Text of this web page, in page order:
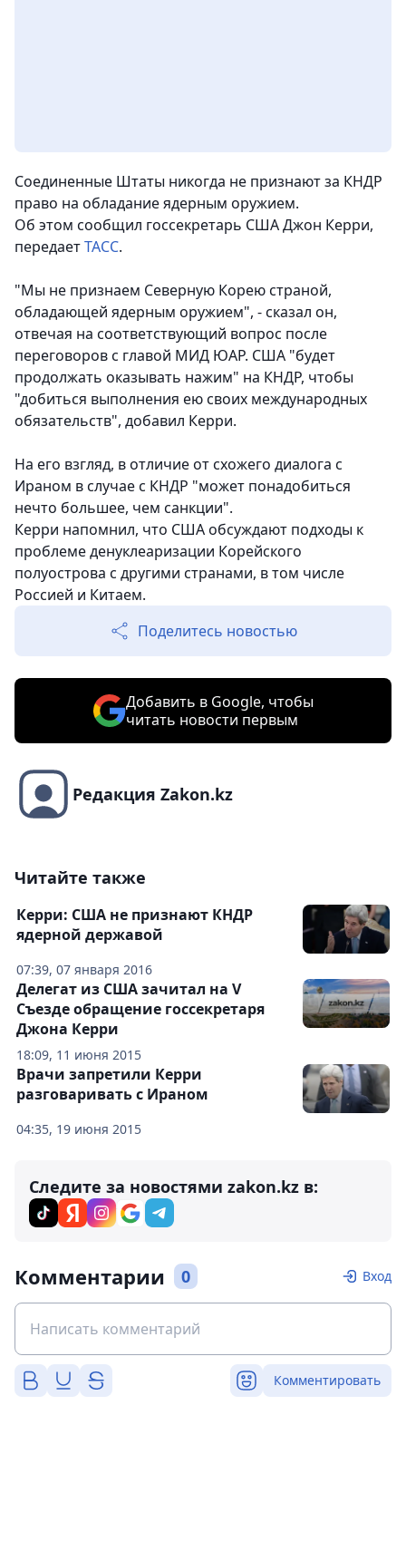
Соединенные Штаты никогда не признают за КНДР
право на обладание ядерным оружием.
Об этом сообщил госсекретарь США Джон Керри,
передаетТАСС.
"Мы не признаем Северную Корею страной,
обладающей ядерным оружием", - сказал он,
отвечая на соответствующий вопрос после
переговоров с главой МИД ЮАР. США "будет
продолжать оказывать нажим" на КНДР, чтобы
"добиться выполнения ею своих международных
обязательств", добавил Керри.
На его взгляд, в отличие от схожего диалога с
Ираном в случае с КНДР "может понадобиться
нечто большее, чем санкции".
Керри напомнил, что США обсуждают подходы к
проблеме денуклеаризации Корейского
полуострова с другими странами, в том числе
Россией и Китаем.
Поделитесь новостью
Добавить в Google, чтобы
читать новости первым
Редакция Zakon.kz
Читайте также
07:39, 07 января 2016
Керри: США не признают КНДР
ядерной державой
18:09, 11 июня 2015
Делегат из США зачитал на V
Съезде обращение госсекретаря
Джона Керри
04:35, 19 июня 2015
Врачи запретили Керри
разговаривать с Ираном
Следите за новостями zakon.kz в:
Комментарии 0 Вход
Комментировать